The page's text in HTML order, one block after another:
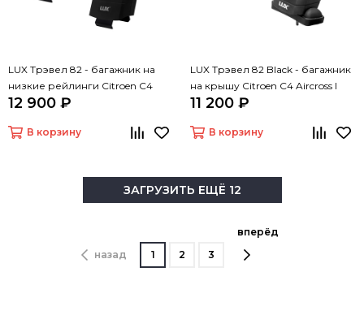
LUX Трэвел 82 - багажник на
низкие рейлинги Citroen C4
Aircross
12 900 ₽
В корзину
LUX Трэвел 82 Black - багажник
на крышу Citroen C4 Aircross I
без рейлингов
11 200 ₽
В корзину
ЗАГРУЗИТЬ ЕЩЁ 12
назад 1 2 3
вперёд